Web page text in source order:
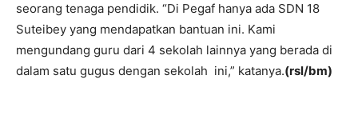
seorang tenaga pendidik. “Di Pegaf hanya ada SDN 18
Suteibey yang mendapatkan bantuan ini. Kami
mengundang guru dari 4 sekolah lainnya yang berada di
dalam satu gugus dengan sekolah ini,” katanya.(rsl/bm)